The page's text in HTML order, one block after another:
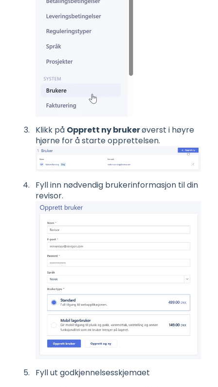
Klikk på Opprett ny brukerøverst i høyre
hjørne for å starte opprettelsen.
Fyll inn nødvendig brukerinformasjon til din
revisor.
Fyll ut godkjennelsesskjemaet